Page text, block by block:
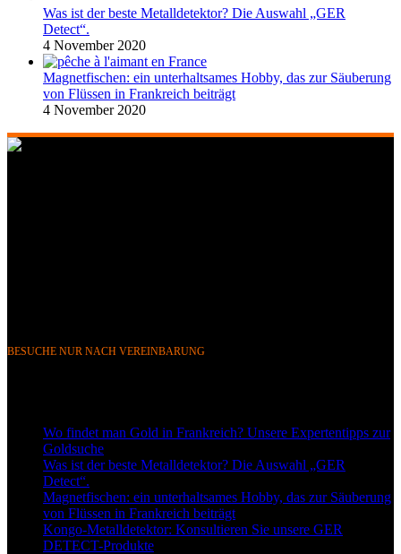
Was ist der beste Metalldetektor? Die Auswahl „GER
Detect“.
4 November 2020
Magnetfischen: ein unterhaltsames Hobby, das zur Säuberung
von Flüssen in Frankreich beiträgt
4 November 2020
BESUCHE NUR NACH VEREINBARUNG
Wo findet man Gold in Frankreich? Unsere Expertentipps zur
Goldsuche
Was ist der beste Metalldetektor? Die Auswahl „GER
Detect“.
Magnetfischen: ein unterhaltsames Hobby, das zur Säuberung
von Flüssen in Frankreich beiträgt
Kongo-Metalldetektor: Konsultieren Sie unsere GER
DETECT-Produkte